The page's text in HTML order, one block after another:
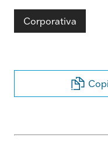
Corporativa